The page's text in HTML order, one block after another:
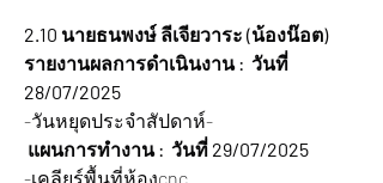
2.10 นายธนพงษ์ ลีเจียวาระ (น้องน๊อต)
รายงานผลการดำเนินงาน :  วันที่
28/07/2025
-วันหยุดประจำสัปดาห์-
แผนการทำงาน :  วันที่ 29/07/2025
-เคลียร์พื้นที่ห้องcnc